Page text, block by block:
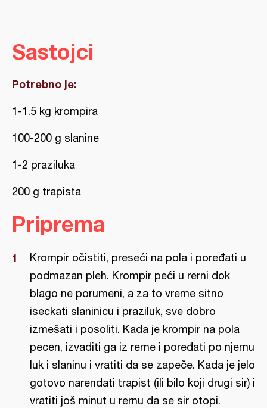
Sastojci
Potrebno je:
1-1.5 kg krompira
100-200 g slanine
1-2 praziluka
200 g trapista
Priprema
Krompir očistiti, preseći na pola i poređati u
podmazan pleh. Krompir peći u rerni dok
blago ne porumeni, a za to vreme sitno
iseckati slaninicu i praziluk, sve dobro
izmešati i posoliti. Kada je krompir na pola
pecen, izvaditi ga iz rerne i poređati po njemu
luk i slaninu i vratiti da se zapeče. Kada je jelo
gotovo narendati trapist (ili bilo koji drugi sir) i
vratiti još minut u rernu da se sir otopi.